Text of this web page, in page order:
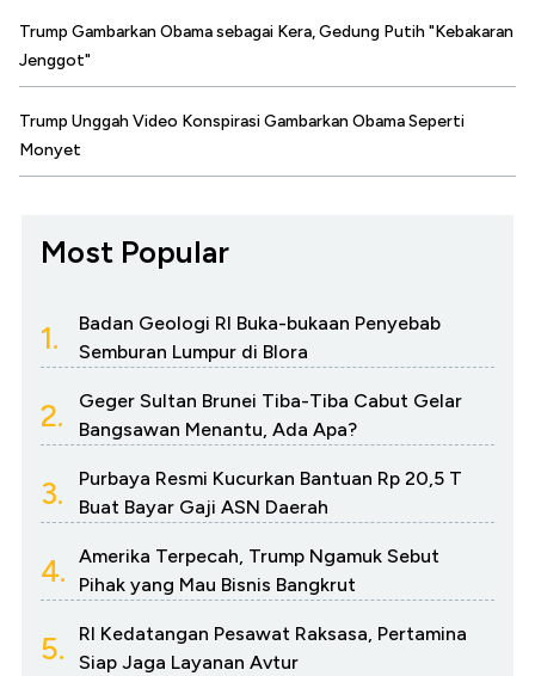
Trump Gambarkan Obama sebagai Kera, Gedung Putih "Kebakaran
Jenggot"
Trump Unggah Video Konspirasi Gambarkan Obama Seperti
Monyet
Most Popular
1.
Badan Geologi RI Buka-bukaan Penyebab
Semburan Lumpur di Blora
2.
Geger Sultan Brunei Tiba-Tiba Cabut Gelar
Bangsawan Menantu, Ada Apa?
3.
Purbaya Resmi Kucurkan Bantuan Rp 20,5 T
Buat Bayar Gaji ASN Daerah
4.
Amerika Terpecah, Trump Ngamuk Sebut
Pihak yang Mau Bisnis Bangkrut
5.
RI Kedatangan Pesawat Raksasa, Pertamina
Siap Jaga Layanan Avtur